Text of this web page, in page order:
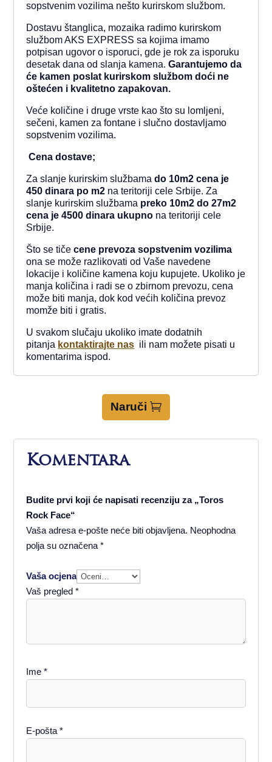
sopstvenim vozilima nešto kurirskom službom.
Dostavu štanglica, mozaika radimo kurirskom
službom AKS EXPRESS sa kojima imamo
potpisan ugovor o isporuci, gde je rok za isporuku
desetak dana od slanja kamena. Garantujemo da
će kamen poslat kurirskom službom doći ne
oštećen i kvalitetno zapakovan.
Veće količine i druge vrste kao što su lomljeni,
sečeni, kamen za fontane i slučno dostavljamo
sopstvenim vozilima.
Cena dostave;
Za slanje kurirskim službama do 10m2 cena je
450 dinara po m2 na teritoriji cele Srbije. Za
slanje kurirskim službama preko 10m2 do 27m2
cena je 4500 dinara ukupno na teritoriji cele
Srbije.
Što se tiče cene prevoza sopstvenim vozilima
ona se može razlikovati od Vaše navedene
lokacije i količine kamena koju kupujete. Ukoliko je
manja količina i radi se o zbirnom prevozu, cena
može biti manja, dok kod većih količina prevoz
momže biti i gratis.
U svakom slučaju ukoliko imate dodatnih
pitanja kontaktirajte nas ili nam možete pisati u
komentarima ispod.
Naruči
Komentara
Budite prvi koji će napisati recenziju za „Toros
Rock Face“
Vaša adresa e-pošte neće biti objavljena. Neophodna
polja su označena*
Vaša ocjena
Vaš pregled*
Ime*
E-pošta*